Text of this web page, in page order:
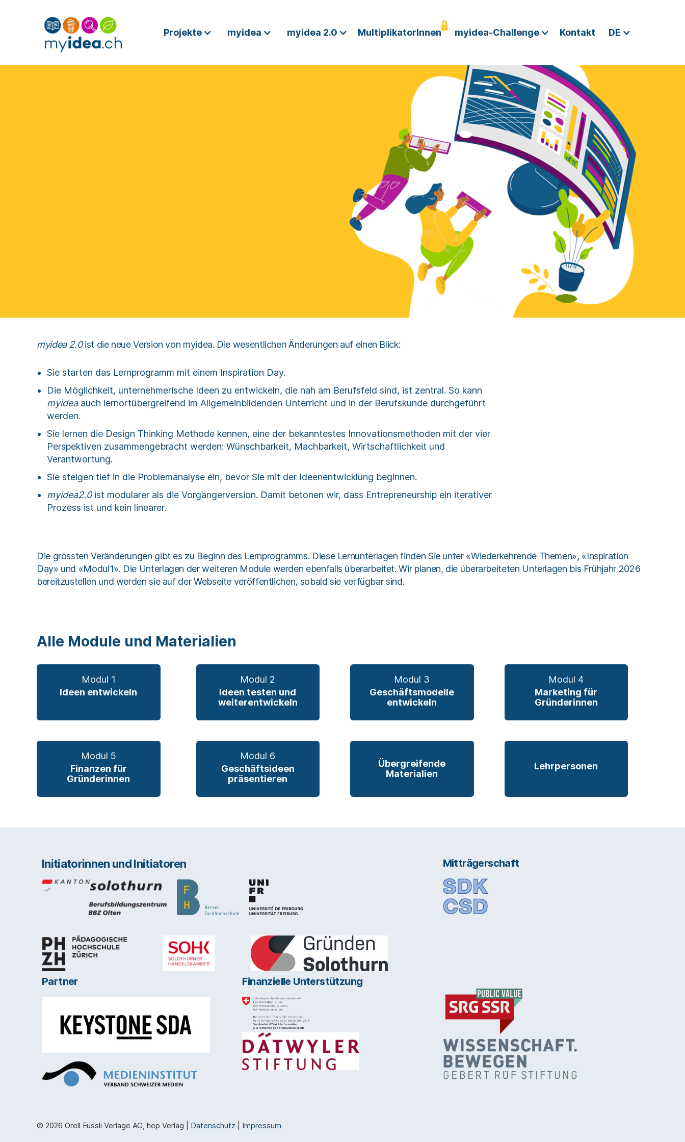
Projekte myidea myidea 2.0 MultiplikatorInnen myidea-Challenge Kontakt DE
myidea 2.0ist die neue Version von myidea. Die wesentlichen Änderungen auf einen Blick:
Sie starten das Lernprogramm mit einem Inspiration Day.
Die Möglichkeit, unternehmerische Ideen zu entwickeln, die nah am Berufsfeld sind, ist zentral. So kann
myideaauch lernortübergreifend im Allgemeinbildenden Unterricht und in der Berufskunde durchgeführt
werden.
Sie lernen die Design Thinking Methode kennen, eine der bekanntestes Innovationsmethoden mit der vier
Perspektiven zusammengebracht werden: Wünschbarkeit, Machbarkeit, Wirtschaftlichkeit und
Verantwortung.
Sie steigen tief in die Problemanalyse ein, bevor Sie mit der Ideenentwicklung beginnen.
myidea2.0ist modularer als die Vorgängerversion. Damit betonen wir, dass Entrepreneurship ein iterativer
Prozess ist und kein linearer.
Die grössten Veränderungen gibt es zu Beginn des Lernprogramms. Diese Lernunterlagen finden Sie unter «Wiederkehrende Themen», «Inspiration
Day» und «Modul1». Die Unterlagen der weiteren Module werden ebenfalls überarbeitet. Wir planen, die überarbeiteten Unterlagen bis Frühjahr 2026
bereitzustellen und werden sie auf der Webseite veröffentlichen, sobald sie verfügbar sind.
Alle Module und Materialien
Modul 1
Ideen entwickeln
Modul 2
Ideen testen und
weiterentwickeln
Modul 3
Geschäftsmodelle
entwickeln
Modul 4
Marketing für
Gründerinnen
Modul 5
Finanzen für
Gründerinnen
Modul 6
Geschäftsideen
präsentieren
Übergreifende
Materialien
Lehrpersonen
Initiatorinnen und Initiatoren Mitträgerschaft
Partner Finanzielle Unterstützung
© 2026 Orell Füssli Verlage AG, hep Verlag | Datenschutz Impressum